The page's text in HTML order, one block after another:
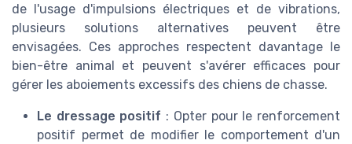
de l'usage d'impulsions électriques et de vibrations,
plusieurs solutions alternatives peuvent être
envisagées. Ces approches respectent davantage le
bien-être animal et peuvent s'avérer efficaces pour
gérer les aboiements excessifs des chiens de chasse.
Le dressage positif : Opter pour le renforcement
positif permet de modifier le comportement d'un